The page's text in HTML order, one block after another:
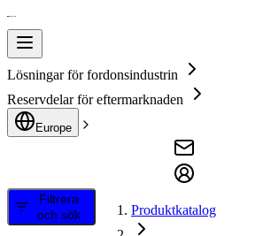
Lösningar för fordonsindustrin
Reservdelar för eftermarknaden
Europe
Filtrera
och sök
Produktkatalog